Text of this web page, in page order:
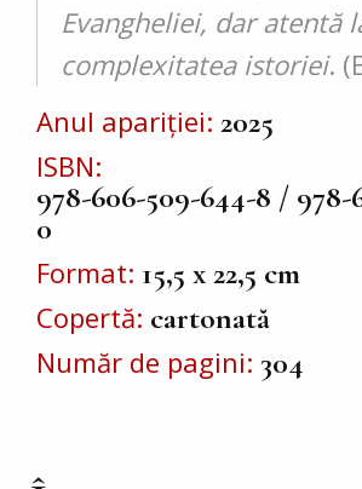
Evangheliei, dar atentă
complexitatea istoriei.
Anul apariției 2025
ISBN
978-606-509-644-8 / 978-
0
Format 15,5 x 22,5 cm
Copertă cartonată
Număr de pagini 304